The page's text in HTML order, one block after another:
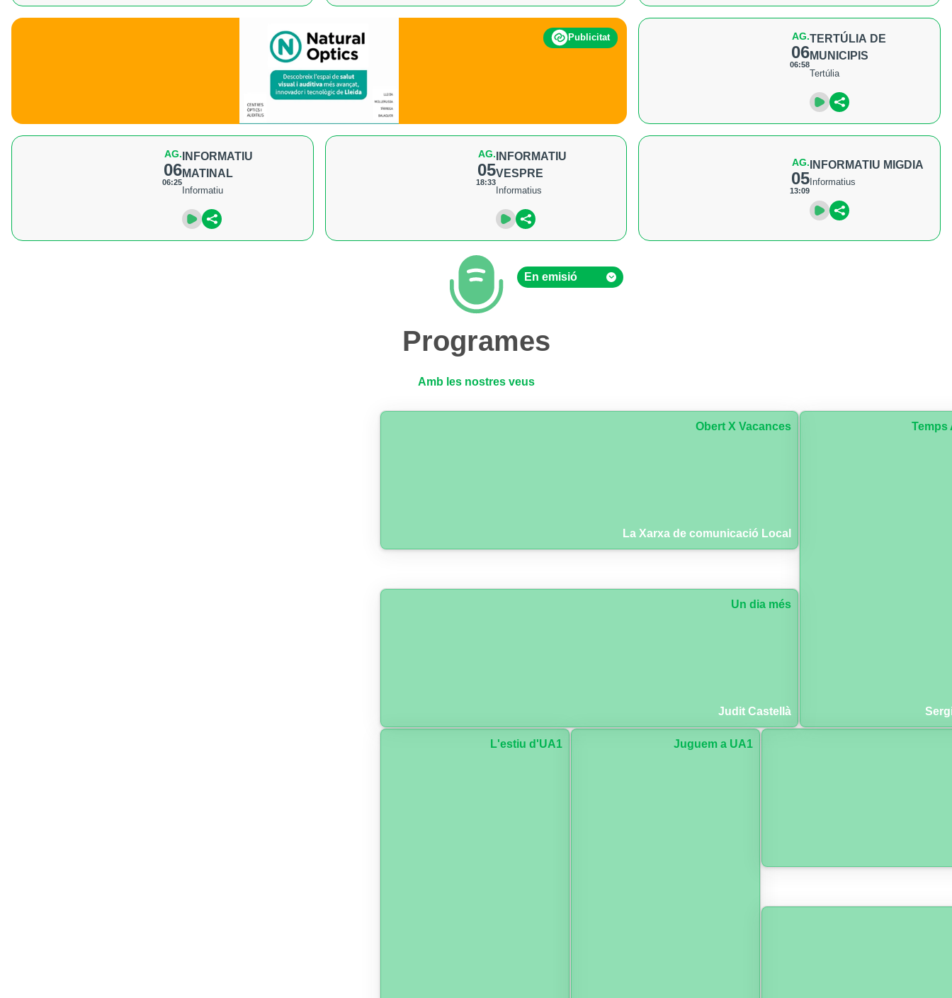
Publicitat AG.
06
06:58
TERTÚLIA DE
MUNICIPIS
Tertúlia
AG.
06
06:25
INFORMATIU
MATINAL
Informatiu
AG.
05
18:33
INFORMATIU
VESPRE
Informatius
AG.
05
13:09
INFORMATIU MIGDIA
Informatius
Programes
Amb les nostres veus
En emisió
Hemeroteca
Obert X Vacances
La Xarxa de comunicació Local
Un dia més
Judit Castellà
Temps
L'estiu d'UA1 Juguem a UA1